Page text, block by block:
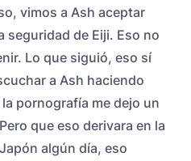
vimos a Ash aceptar
seguridad de Eiji. Eso no
Lo que siguió, eso sí
a Ash haciendo
pornografía me dejo un
que eso derivara en la
algún día, eso